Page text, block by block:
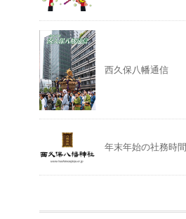
西久保八幡通信
年末年始の社務時間